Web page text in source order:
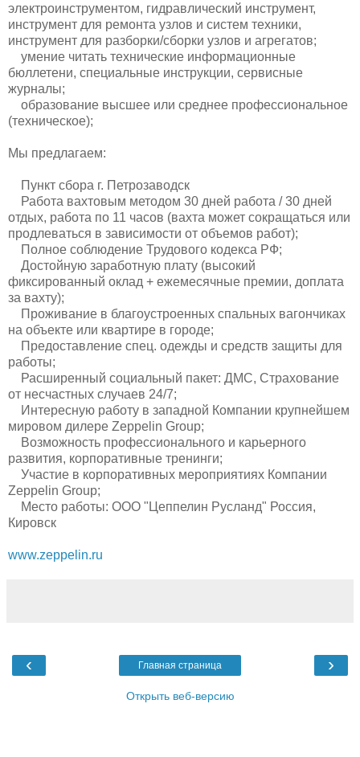
электроинструментом, гидравлический инструмент,
инструмент для ремонта узлов и систем техники,
инструмент для разборки/сборки узлов и агрегатов;
умение читать технические информационные
бюллетени, специальные инструкции, сервисные
журналы;
образование высшее или среднее профессиональное
(техническое);
Мы предлагаем:
Пункт сбора г. Петрозаводск
Работа вахтовым методом 30 дней работа / 30 дней
отдых, работа по 11 часов (вахта может сокращаться или
продлеваться в зависимости от объемов работ);
Полное соблюдение Трудового кодекса РФ;
Достойную заработную плату (высокий
фиксированный оклад + ежемесячные премии, доплата
за вахту);
Проживание в благоустроенных спальных вагончиках
на объекте или квартире в городе;
Предоставление спец. одежды и средств защиты для
работы;
Расширенный социальный пакет: ДМС, Страхование
от несчастных случаев 24/7;
Интересную работу в западной Компании крупнейшем
мировом дилере Zeppelin Group;
Возможность профессионального и карьерного
развития, корпоративные тренинги;
Участие в корпоративных мероприятиях Компании
Zeppelin Group;
Место работы: ООО "Цеппелин Русланд" Россия,
Кировск
www.zeppelin.ru
‹ ›
Главная страница
Открыть веб-версию